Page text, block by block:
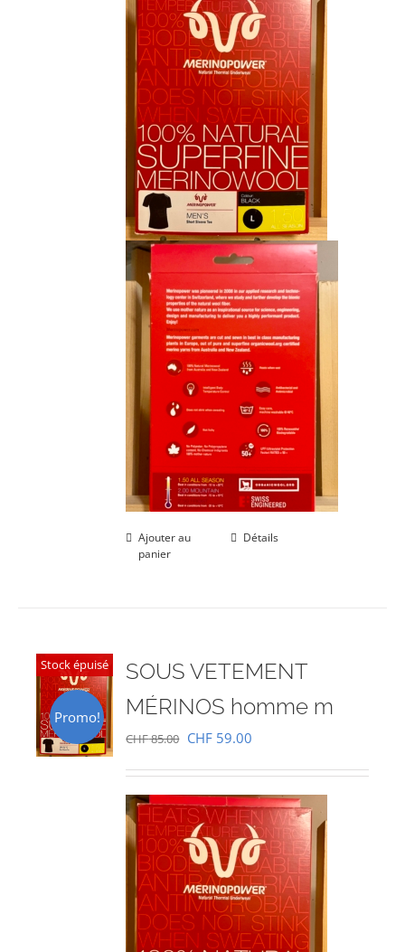
CHF 85.00.CHF 59.00.
Ajouter au
panier
Détails
Stock épuisé
Promo!
SOUS VETEMENT
MÉRINOS homme m
CHF85.00 Le
initial
était :
CHF 85.00.
CHF 59.00
actuel
est :
CHF 59.00.